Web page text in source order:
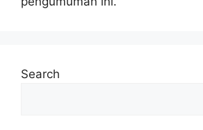
Search